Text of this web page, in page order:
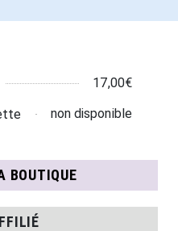
17,00€
non disponible
BOUTIQUE